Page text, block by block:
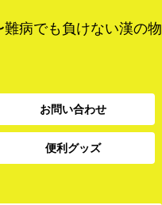
病でも負けない漢の物
お問い合わせ
便利グッズ